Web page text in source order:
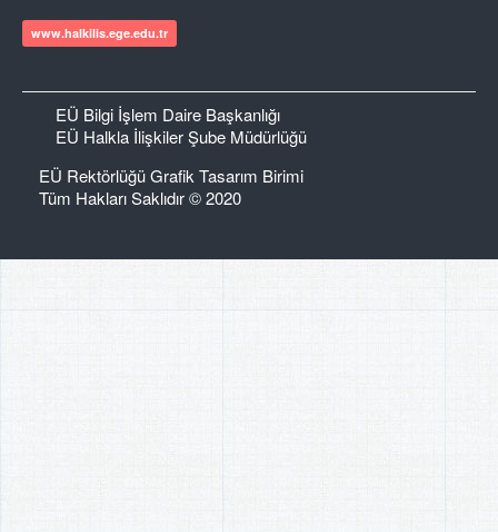
www.halkilis.ege.edu.tr
EÜ Bilgi İşlem Daire Başkanlığı
EÜ Halkla İlişkiler Şube Müdürlüğü
EÜ Rektörlüğü Grafik Tasarım Birimi
Tüm Hakları Saklıdır © 2020